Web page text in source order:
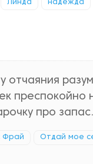
Линда надежда
отчаяния
преспокойно
про запас.
Фрай Отдай мое